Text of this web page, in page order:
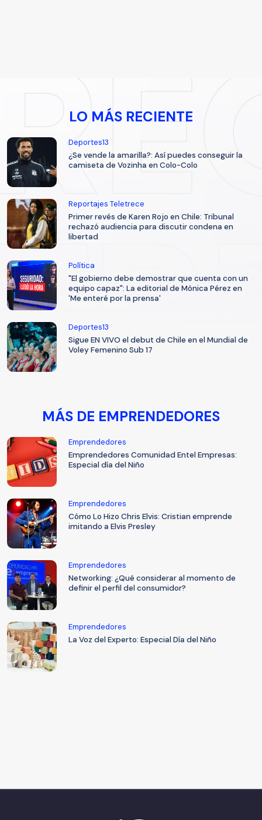
LO MÁS RECIENTE
Deportes13
¿Se vende la amarilla?: Así puedes conseguir la
camiseta de Vozinha en Colo-Colo
Reportajes Teletrece
Primer revés de Karen Rojo en Chile: Tribunal
rechazó audiencia para discutir condena en
libertad
Política
"El gobierno debe demostrar que cuenta con un
equipo capaz": La editorial de Mónica Pérez en
'Me enteré por la prensa'
Deportes13
Sigue EN VIVO el debut de Chile en el Mundial de
Voley Femenino Sub 17
MÁS DE EMPRENDEDORES
Emprendedores
Emprendedores Comunidad Entel Empresas:
Especial día del Niño
Emprendedores
Cómo Lo Hizo Chris Elvis: Cristian emprende
imitando a Elvis Presley
Emprendedores
Networking: ¿Qué considerar al momento de
definir el perfil del consumidor?
Emprendedores
La Voz del Experto: Especial Día del Niño